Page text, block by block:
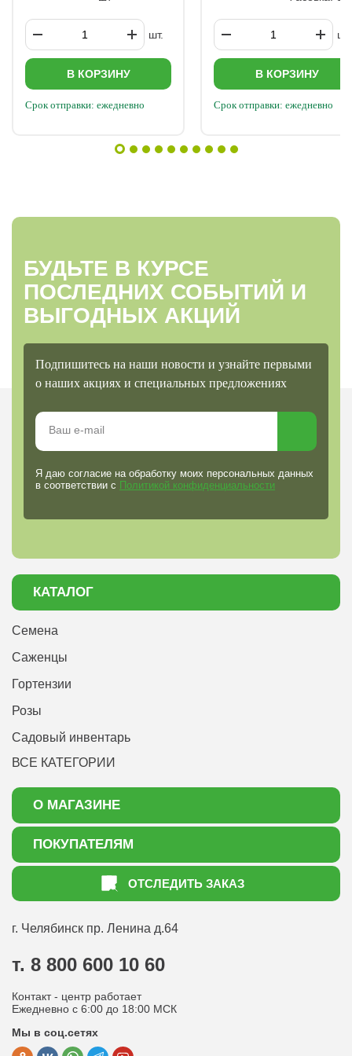
шт.
В КОРЗИНУ
Срок отправки: ежедневно
шт.
В КОРЗИНУ
Срок отправки: ежедневно
БУДЬТЕ В КУРСЕ
ПОСЛЕДНИХ СОБЫТИЙ И
ВЫГОДНЫХ АКЦИЙ
Подпишитесь на наши новости и узнайте первыми
о наших акциях и специальных предложениях
Я даю согласие на обработку моих персональных данных
в соответствии с Политикой конфиденциальности
КАТАЛОГ
Семена
Саженцы
Гортензии
Розы
Садовый инвентарь
ВСЕ КАТЕГОРИИ
О МАГАЗИНЕ
О нас
Акции
ПОКУПАТЕЛЯМ
Как оформить заказ
Статьи садоводу
Оптовым покупателям
Политика конфиденциальности
Публичная оферта
ОТСЛЕДИТЬ ЗАКАЗ
г. Челябинск пр. Ленина д.64
т. 8 800 600 10 60
Контакт - центр работает
Ежедневно с 6:00 до 18:00 МСК
Мы в соц.сетях